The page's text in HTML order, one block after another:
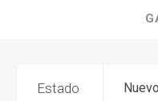
Estado Nuevo